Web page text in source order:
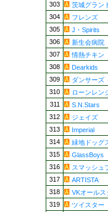
303
茨城グラン
304
フレンズ
305
J・Spirits
306
新生会病院
307
情熱チキン
308
Dearkids
309
ダンサーズ
310
ローンレン
311
S.N.Stars
312
ジェイズ
313
Imperial
314
緑地ドッグ
315
GlassBoys
316
スマッシュ
317
ARTISTA
318
VKオールス
319
ツイスター